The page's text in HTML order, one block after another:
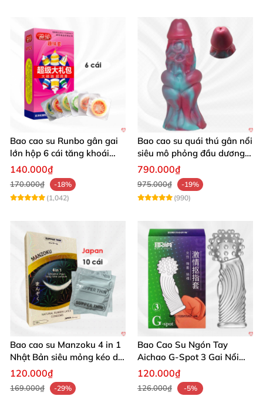
Bao cao su Runbo gân gai
lớn hộp 6 cái tăng khoái
cảm
140.000₫
170.000₫
-18%
(1,042)
Bao cao su quái thú gân nổi
siêu mô phỏng đầu dương
vật kích thích
790.000₫
975.000₫
-19%
(990)
Bao cao su Manzoku 4 in 1
Nhật Bản siêu mỏng kéo dài
thời gian yêu
120.000₫
169.000₫
-29%
Bao Cao Su Ngón Tay
Aichao G-Spot 3 Gai Nổi
Lớn Kích Thích
120.000₫
126.000₫
-5%